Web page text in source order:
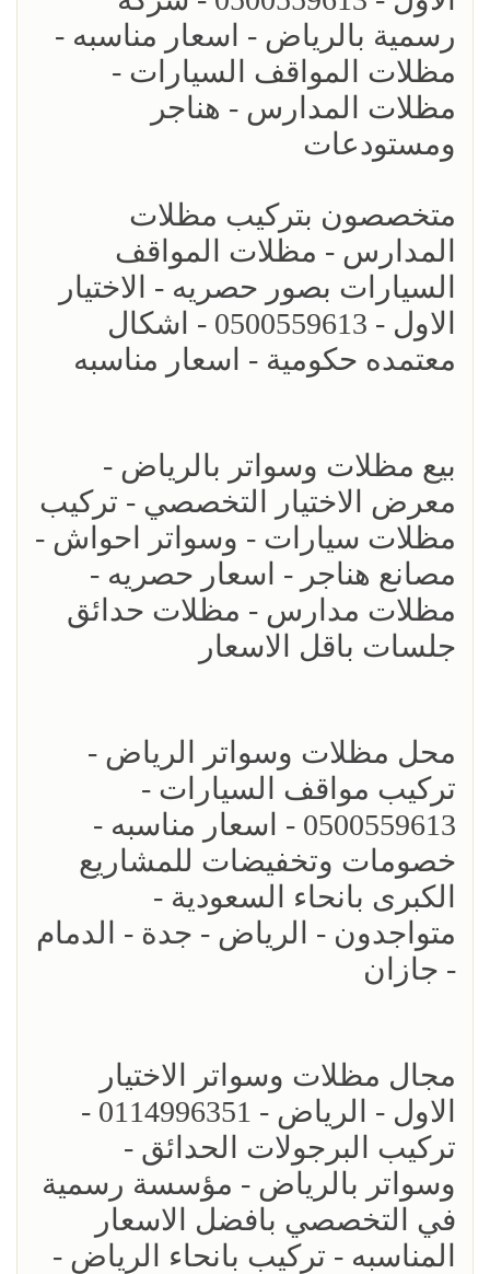
رسمية بالرياض - اسعار مناسبه -
مظلات المواقف السيارات -
مظلات المدارس - هناجر
ومستودعات
متخصصون بتركيب مظلات
المدارس - مظلات المواقف
السيارات بصور حصريه - الاختيار
الاول - 0500559613 - اشكال
معتمده حكومية - اسعار مناسبه
بيع مظلات وسواتر بالرياض -
معرض الاختيار التخصصي - تركيب
مظلات سيارات - وسواتر احواش -
مصانع هناجر - اسعار حصريه -
مظلات مدارس - مظلات حدائق
جلسات باقل الاسعار
محل مظلات وسواتر الرياض -
تركيب مواقف السيارات -
0500559613 - اسعار مناسبه -
خصومات وتخفيضات للمشاريع
الكبرى بانحاء السعودية -
متواجدون - الرياض - جدة - الدمام
- جازان
مجال مظلات وسواتر الاختيار
الاول - الرياض - 0114996351 -
تركيب البرجولات الحدائق -
وسواتر بالرياض - مؤسسة رسمية
في التخصصي بافضل الاسعار
المناسبه - تركيب بانحاء الرياض -